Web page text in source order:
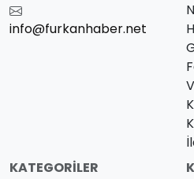
info@furkanhaber.net
KATEGORILER